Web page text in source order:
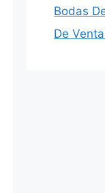
Bodas
De